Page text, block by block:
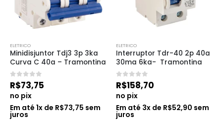
ELETRICO
Minidisjuntor Tdj3 3p 3ka
Curva C 40a – Tramontina
0de 5
R$73,75
no pix
Em até 1x de R$73,75 sem
juros
ELETRICO
Interruptor Tdr-40 2p 40a
30ma 6ka-  Tramontina
0de 5
R$158,70
no pix
Em até 3x de R$52,90 sem
juros